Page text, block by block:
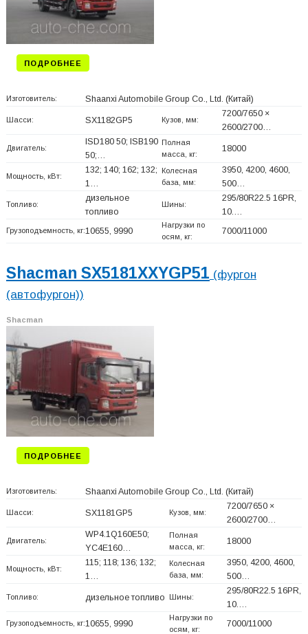
ПОДРОБНЕЕ
Изготовитель: Shaanxi Automobile Group Co., Ltd. (Китай)
Шасси: SX1182GP5 Кузов, мм:
7200/7650 ×
2600/2700…
Двигатель:
ISD180 50; ISB190
50;…
Полная
масса, кг:
18000
Мощность, кВт:
132; 140; 162; 132;
1…
Колесная
база, мм:
3950, 4200, 4600,
500…
Топливо:
дизельное
топливо
Шины:
295/80R22.5 16PR,
10.…
Грузоподъемность, кг:10655, 9990
Нагрузки по
осям, кг:
7000/11000
Shacman SX5181XXYGP51 (фургон
(автофургон))
Shacman
ПОДРОБНЕЕ
Изготовитель: Shaanxi Automobile Group Co., Ltd. (Китай)
Шасси: SX1181GP5 Кузов, мм:
7200/7650 ×
2600/2700…
Двигатель:
WP4.1Q160E50;
YC4E160…
Полная
масса, кг:
18000
Мощность, кВт:
115; 118; 136; 132;
1…
Колесная
база, мм:
3950, 4200, 4600,
500…
Топливо: дизельное топливо Шины:
295/80R22.5 16PR,
10.…
Грузоподъемность, кг:10655, 9990
Нагрузки по
осям, кг:
7000/11000